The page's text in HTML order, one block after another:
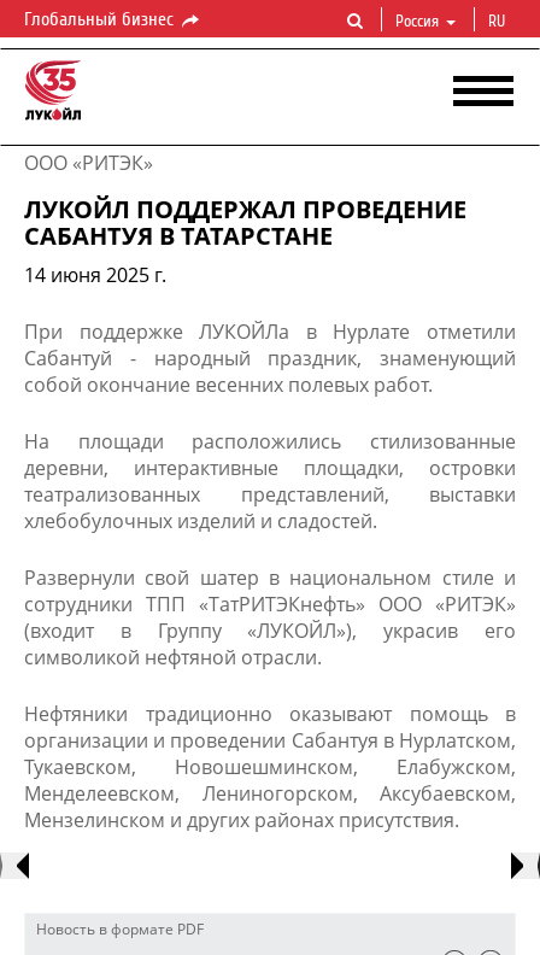
Глобальный бизнес Россия RU
ООО «РИТЭК»
ЛУКОЙЛ ПОДДЕРЖАЛ ПРОВЕДЕНИЕ
САБАНТУЯ В ТАТАРСТАНЕ
14 июня 2025 г.
​При поддержке ​ЛУКОЙЛа​ в Нурлате отметили
Сабантуй - народный праздник, знаменующий
собой окончание весенних полевых работ.
На площади расположились стилизованные
деревни, интерактивные площадки, островки
театрализованных представлений, выставки
хлебобулочных изделий и сладостей.
Развернули свой шатер в национальном стиле и
сотрудники ТПП «ТатРИТЭКнефть» ООО «​РИТЭК»
(входит в Группу «​ЛУКОЙЛ»​​), украсив его
символикой нефтяной отрасли.
Нефтяники традиционно оказывают помощь в
организации и проведении Сабантуя в Нурлатском,
Тукаевском, Новошешминском, Елабужском,
Менделеевском, Лениногорском, Аксубаевском,
Мензелинском и других районах присутствия.​
Новость в формате PDF